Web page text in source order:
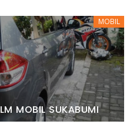
MOBIL
MOBIL SUKABUMI